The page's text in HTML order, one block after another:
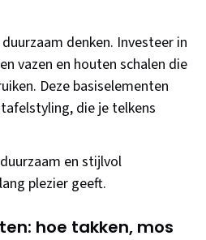
denken. Investeer in
vazen en houten schalen die
Deze basiselementen
die je telkens
en stijlvol
plezier geeft.
hoe takken, mos